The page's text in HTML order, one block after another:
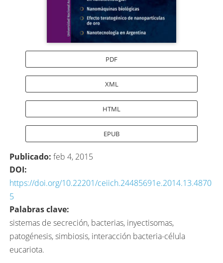
PDF
XML
HTML
EPUB
Publicado: feb 4, 2015
DOI:
https://doi.org/10.22201/ceiich.24485691e.2014.13.4870
5
Palabras clave:
sistemas de secreción, bacterias, inyectisomas,
patogénesis, simbiosis, interacción bacteria-célula
eucariota.